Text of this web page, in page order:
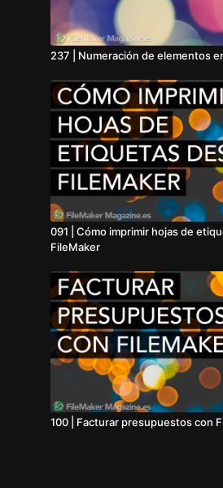
237 | Numeración de elementos
091 | Cómo imprimir hojas de
FileMaker
100 | Facturar presupuestos con